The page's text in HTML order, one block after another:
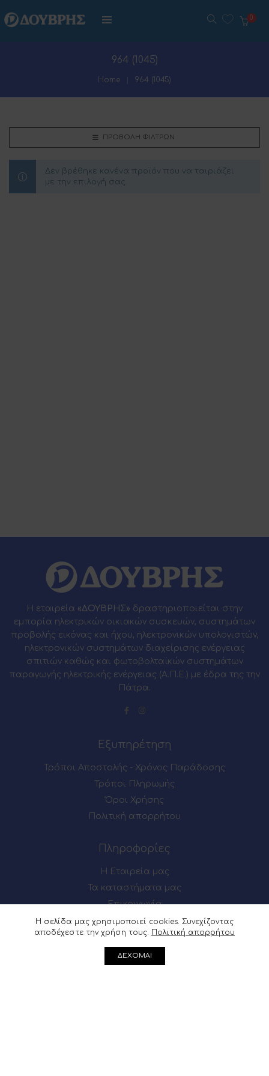
964 (1045)
Home 964 (1045)
ΠΡΟΒΟΛΉ ΦΊΛΤΡΩΝ
Δεν βρέθηκε κανένα προϊόν που να ταιριάζει
με την επιλογή σας.
Η εταιρεία «ΔΟΥΒΡΗΣ» δραστηριοποιείται στην
εμπορία ηλεκτρικών οικιακών συσκευών, συστημάτων
προβολής εικόνας και ήχου, ηλεκτρονικών υπολογιστών,
ηλεκτρονικών συστημάτων διαχείρισης ενέργειας
σπιτιών καθώς και φωτοβολταϊκών συστημάτων
παραγωγής ηλεκτρικής ενέργειας (Α.Π.Ε.) με έδρα της την
Πάτρα.
Εξυπηρέτηση
Τρόποι Αποστολής - Χρόνος Παράδοσης
Τρόποι Πληρωμής
Όροι Χρήσης
Πολιτική απορρήτου
Πληροφορίες
Η Εταιρεία μας
Τα καταστήματα μας
Επικοινωνία
Πως θα μας βρείτε
Μαιζώνος 54-56, Πάτρα
Η σελίδα μας χρησιμοποιεί cookies. Συνεχίζοντας
αποδέχεστε την χρήση τους. Πολιτική απορρήτου
ΔΕΧΟΜΑΙ